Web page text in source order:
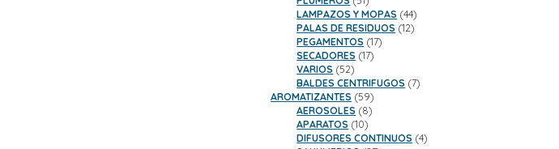
productos
LAMPAZOS Y MOPAS 4444
productos
PALAS DE RESIDUOS 1212
PEGAMENTOS 1717
SECADORES 1717
VARIOS 5252
productos
BALDES CENTRIFUGOS 77
AROMATIZANTES 5959
productos
AEROSOLES 88
APARATOS 1010
productos
DIFUSORES CONTINUOS 44